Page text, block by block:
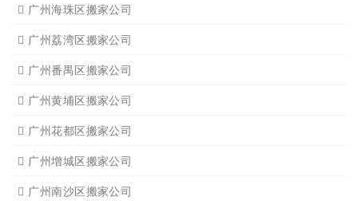
广州海珠区搬家公司
广州荔湾区搬家公司
广州番禺区搬家公司
广州黄埔区搬家公司
广州花都区搬家公司
广州增城区搬家公司
广州南沙区搬家公司